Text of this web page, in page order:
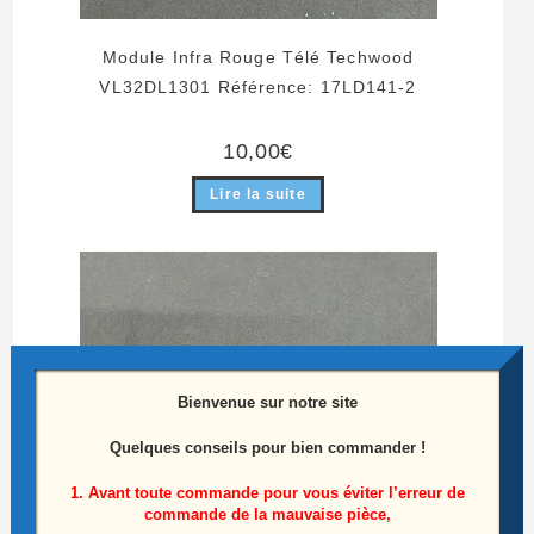
Module Infra Rouge Télé Techwood
VL32DL1301 Référence: 17LD141-2
10,00€
Lire la suite
Bienvenue sur notre site
Quelques conseils pour bien commander !
1. Avant toute commande pour vous éviter l’erreur de
commande de la mauvaise pièce,